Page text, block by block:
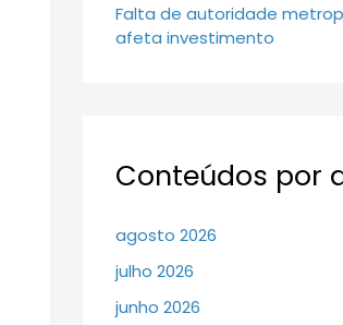
Falta de autoridade
afeta investimento
Conteúdos por
agosto 2026
julho 2026
junho 2026